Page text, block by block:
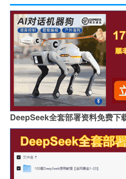
DeepSeek全套部署资料免费下